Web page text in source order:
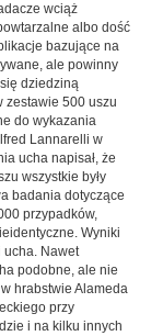
wciąż
albo dość
bazujące na
ale powinny
dziedziną
zestawie 500 uszu
do wykazania
Lannarelli w
ucha napisał, że
wszystkie były
badania dotyczące
przypadków,
Wyniki
ucha. Nawet
podobne, ale nie
hrabstwie Alameda
przy
i na kilku innych